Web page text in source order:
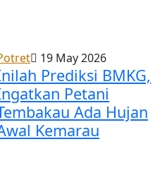
19 May 2026
Prediksi BMKG,
Petani
Ada Hujan
Kemarau